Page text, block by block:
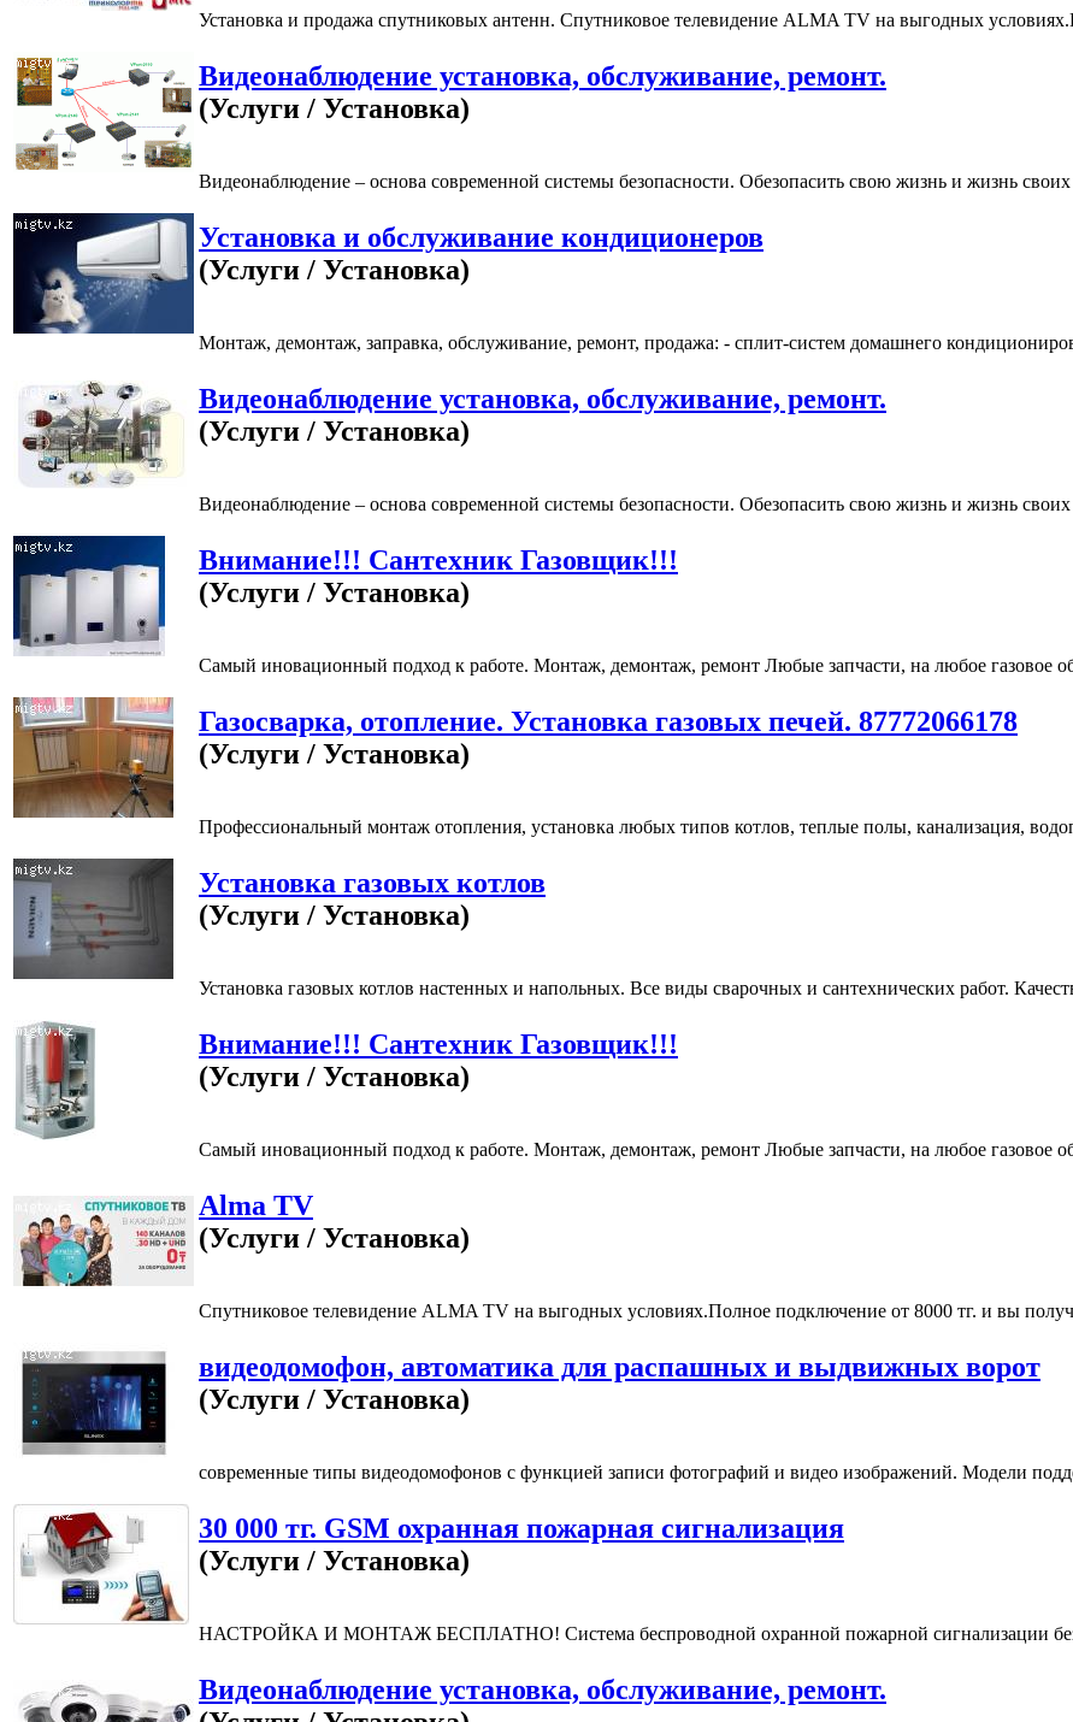
Установка и продажа спутниковых антенн. Спутниковое телевидение ALMA TV на выгодных
Видеонаблюдение установка, обслуживание, ремонт.
(Услуги / Установка)
Видеонаблюдение – основа современной системы безопасности. Обезопасить свою жизнь и жизнь своих
Установка и обслуживание кондиционеров
(Услуги / Установка)
Монтаж, демонтаж, заправка, обслуживание, ремонт, продажа: - сплит-систем домашнего
Видеонаблюдение установка, обслуживание, ремонт.
(Услуги / Установка)
Видеонаблюдение – основа современной системы безопасности. Обезопасить свою жизнь и жизнь своих
Внимание!!! Сантехник Газовщик!!!
(Услуги / Установка)
Самый иновационный подход к работе. Монтаж, демонтаж, ремонт Любые запчасти, на любое газовое
Газосварка, отопление. Установка газовых печей. 87772066178
(Услуги / Установка)
Профессиональный монтаж отопления, установка любых типов котлов, теплые полы, канализация,
Установка газовых котлов
(Услуги / Установка)
Установка газовых котлов настенных и напольных. Все виды сварочных и сантехнических работ.
Внимание!!! Сантехник Газовщик!!!
(Услуги / Установка)
Самый иновационный подход к работе. Монтаж, демонтаж, ремонт Любые запчасти, на любое газовое
Alma TV
(Услуги / Установка)
Спутниковое телевидение ALMA TV на выгодных условиях.Полное подключение от 8000 тг. и вы
видеодомофон, автоматика для распашных и выдвижных ворот
(Услуги / Установка)
современные типы видеодомофонов с функцией записи фотографий и видео изображений. Модели
30 000 тг. GSM охранная пожарная сигнализация
(Услуги / Установка)
НАСТРОЙКА И МОНТАЖ БЕСПЛАТНО! Система беспроводной охранной пожарной сигнализации без
Видеонаблюдение установка, обслуживание, ремонт.